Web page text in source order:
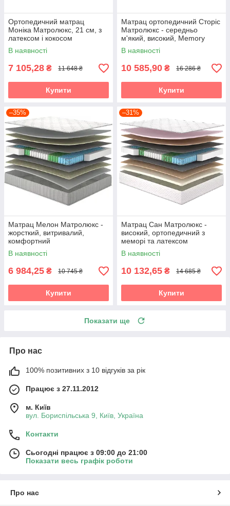
Ортопедичний матрац
Моніка Матролюкс, 21 см, з
латексом і кокосом
В наявності
7 105,28 ₴ 11 648 ₴
Купити
Матрац ортопедичний Сторіс
Матролюкс - середньо
м'який, високий, Memory
Foam
В наявності
10 585,90 ₴ 16 286 ₴
Купити
–35%
Матрац Мелон Матролюкс -
жорсткий, витривалий,
комфортний
В наявності
6 984,25 ₴ 10 745 ₴
Купити
–31%
Матрац Сан Матролюкс -
високий, ортопедичний з
меморі та латексом
В наявності
10 132,65 ₴ 14 685 ₴
Купити
Показати ще
Про нас
100% позитивних з 10 відгуків за рік
Працює з 27.11.2012
м. Київ
вул. Бориспільська 9, Київ, Україна
Контакти
Сьогодні працює з 09:00 до 21:00
Показати весь графік роботи
Про нас